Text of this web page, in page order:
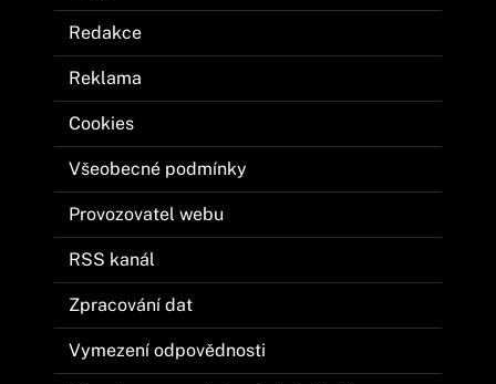
Redakce
Reklama
Cookies
Všeobecné podmínky
Provozovatel webu
RSS kanál
Zpracování dat
Vymezení odpovědnosti